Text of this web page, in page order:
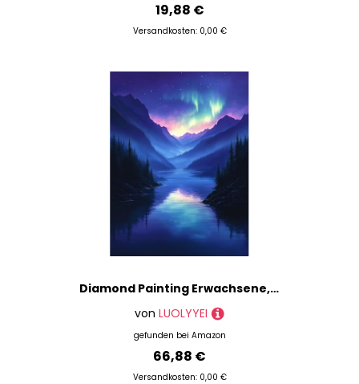
19,88 €
Versandkosten: 0,00 €
Diamond Painting Erwachsene, Diamond Painting Aurora Crystal Art Berg Muster 5D DIY Diamant Malerei Cross Stitch Stickerei Basteln Erwachsene Set für Deko Wohnzimmer, Geschenke 100x135cm -ly250825P
von LUOLYYEI
gefunden bei Amazon
66,88 €
Versandkosten: 0,00 €